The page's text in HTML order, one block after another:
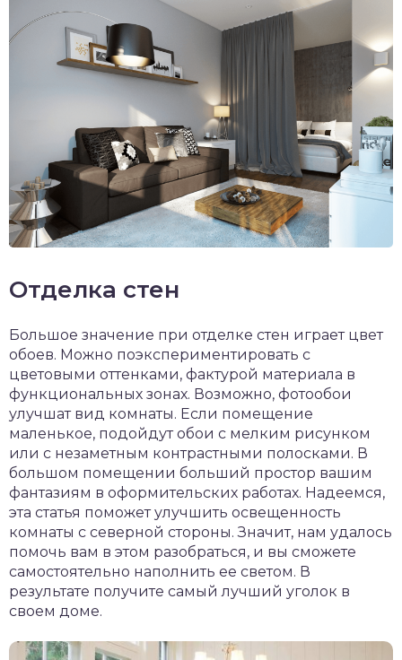
Отделка стен
Большое значение при отделке стен играет цвет
обоев. Можно поэкспериментировать с
цветовыми оттенками, фактурой материала в
функциональных зонах. Возможно, фотообои
улучшат вид комнаты. Если помещение
маленькое, подойдут обои с мелким рисунком
или с незаметным контрастными полосками. В
большом помещении больший простор вашим
фантазиям в оформительских работах. Надеемся,
эта статья поможет улучшить освещенность
комнаты с северной стороны. Значит, нам удалось
помочь вам в этом разобраться, и вы сможете
самостоятельно наполнить ее светом. В
результате получите самый лучший уголок в
своем доме.